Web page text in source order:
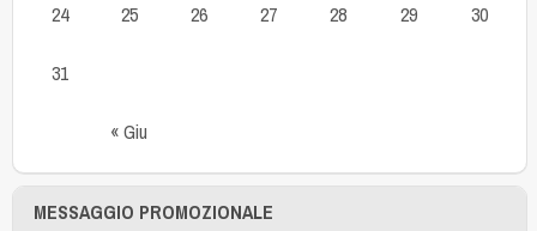
« Giu
24 25 26 27 28 29 30
31
MESSAGGIO PROMOZIONALE